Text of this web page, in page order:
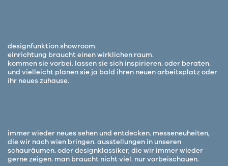
designfunktion showroom.
einrichtung braucht einen wirklichen raum.
kommen sie vorbei. lassen sie sich inspirieren. oder beraten.
und vielleicht planen sie ja bald ihren neuen arbeitsplatz oder
ihr neues zuhause.
immer wieder neues sehen und entdecken. messeneuheiten,
die wir nach wien bringen. ausstellungen in unseren
schauräumen. oder designklassiker, die wir immer wieder
gerne zeigen. man braucht nicht viel. nur vorbeischauen.